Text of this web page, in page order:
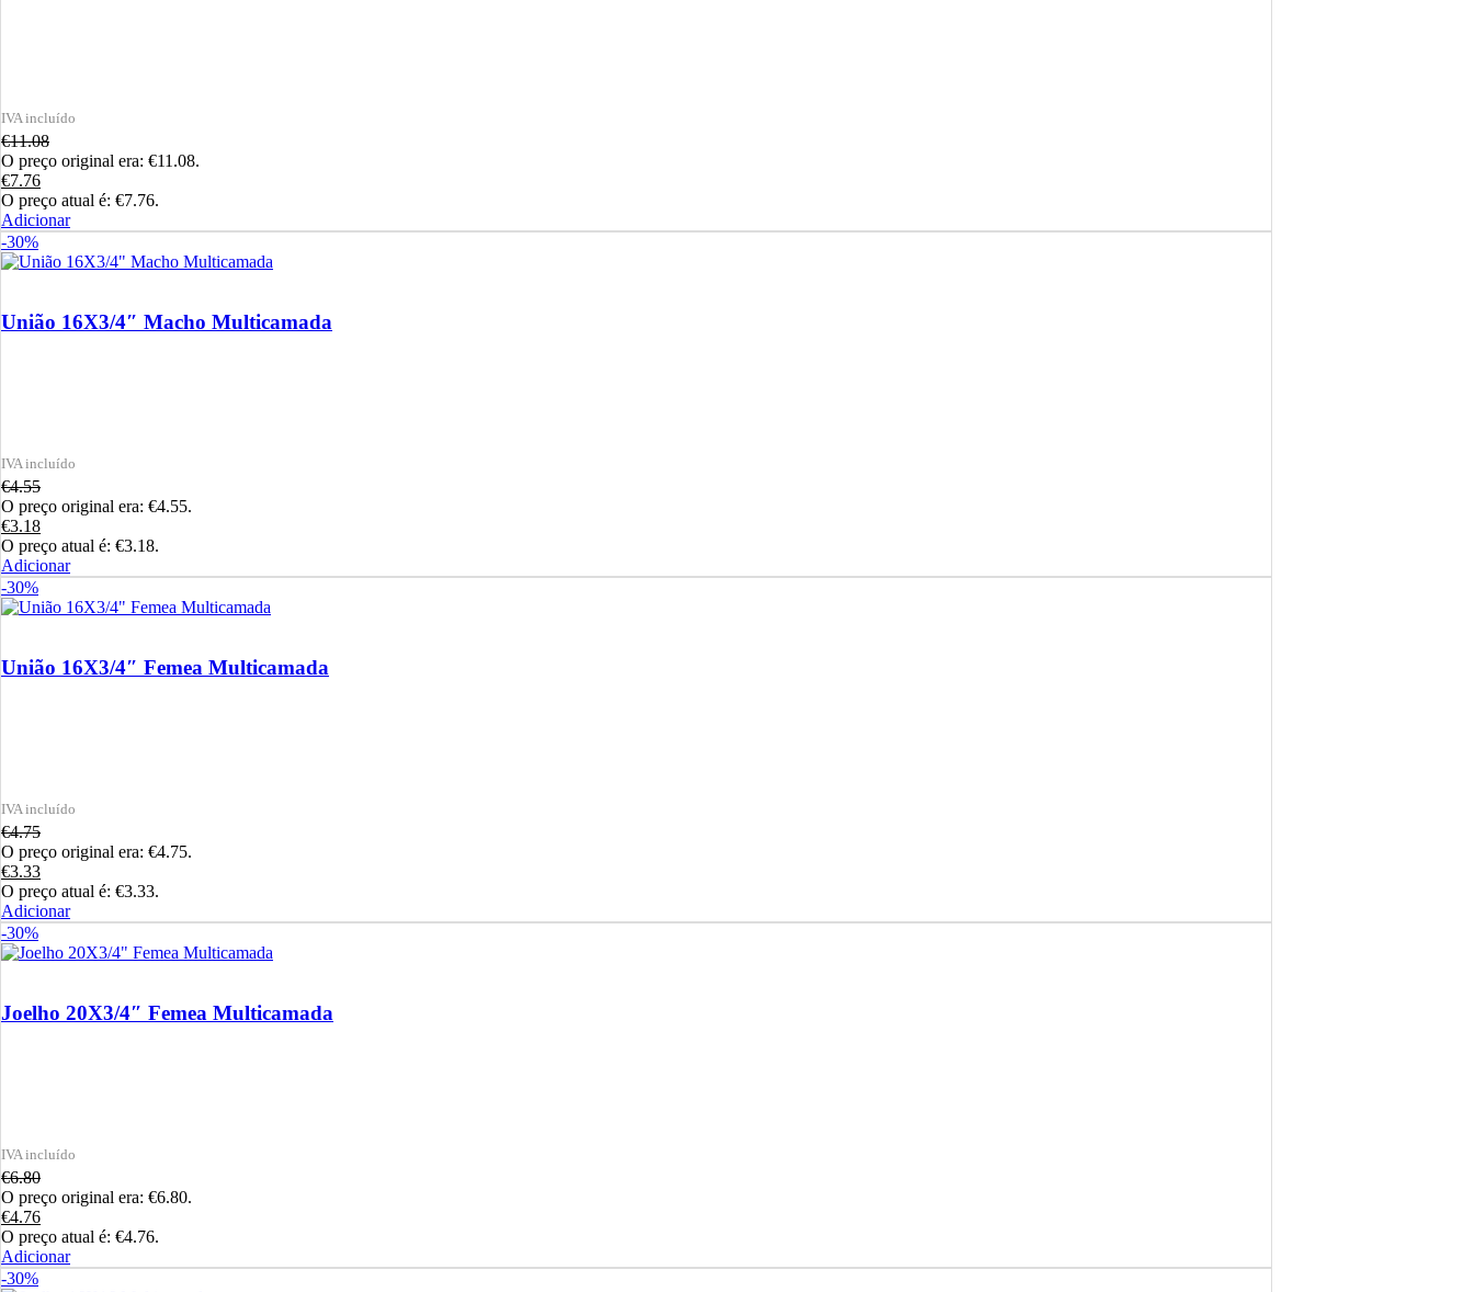
€11.08
O preço original era: €11.08.
€7.76
O preço atual é: €7.76.
Adicionar
-30%
União 16X3/4″ Macho Multicamada
€4.55
O preço original era: €4.55.
€3.18
O preço atual é: €3.18.
Adicionar
-30%
União 16X3/4″ Femea Multicamada
€4.75
O preço original era: €4.75.
€3.33
O preço atual é: €3.33.
Adicionar
-30%
Joelho 20X3/4″ Femea Multicamada
€6.80
O preço original era: €6.80.
€4.76
O preço atual é: €4.76.
Adicionar
-30%